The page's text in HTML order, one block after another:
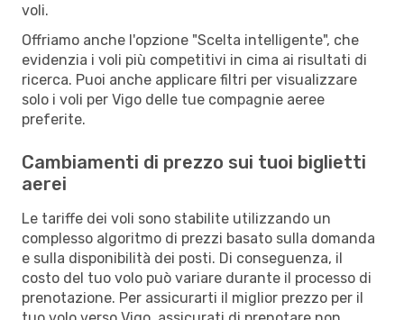
voli.
Offriamo anche l'opzione "Scelta intelligente", che
evidenzia i voli più competitivi in cima ai risultati di
ricerca. Puoi anche applicare filtri per visualizzare
solo i voli per Vigo delle tue compagnie aeree
preferite.
Cambiamenti di prezzo sui tuoi biglietti
aerei
Le tariffe dei voli sono stabilite utilizzando un
complesso algoritmo di prezzi basato sulla domanda
e sulla disponibilità dei posti. Di conseguenza, il
costo del tuo volo può variare durante il processo di
prenotazione. Per assicurarti il miglior prezzo per il